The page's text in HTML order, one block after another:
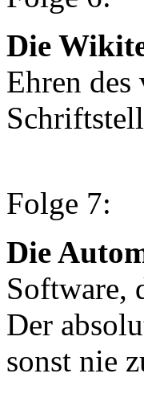
Die
Ehren
Folge 7:
Die
Software,
Der
sonst nie